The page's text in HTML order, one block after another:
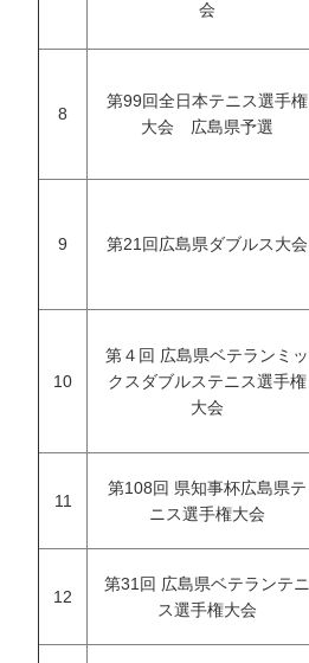
会
8
第99回全日本テニス選手権
大会 広島県予選
9 第21回広島県ダブルス大会
10
第４回 広島県ベテランミッ
クスダブルステニス選手権
大会
11
第108回 県知事杯広島県テ
ニス選手権大会
12
第31回 広島県ベテランテニ
ス選手権大会